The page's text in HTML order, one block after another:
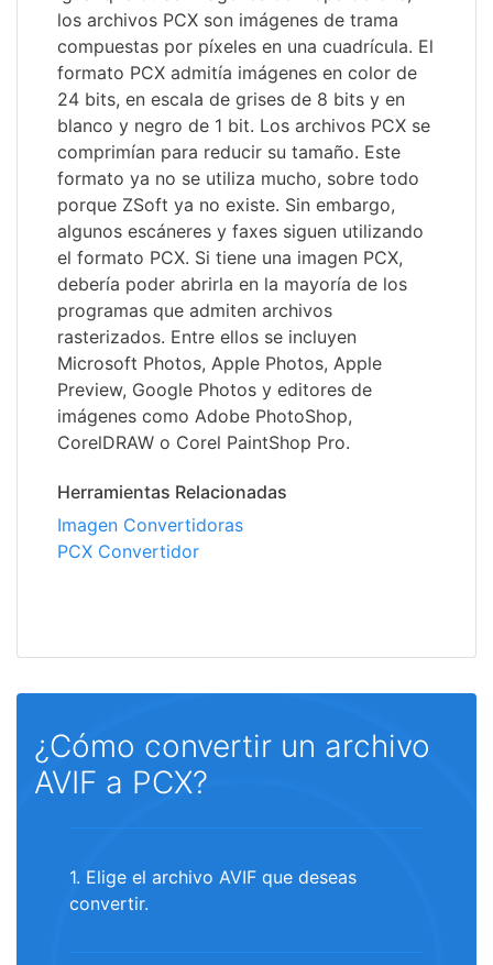
los archivos PCX son imágenes de trama
compuestas por píxeles en una cuadrícula. El
formato PCX admitía imágenes en color de
24 bits, en escala de grises de 8 bits y en
blanco y negro de 1 bit. Los archivos PCX se
comprimían para reducir su tamaño. Este
formato ya no se utiliza mucho, sobre todo
porque ZSoft ya no existe. Sin embargo,
algunos escáneres y faxes siguen utilizando
el formato PCX. Si tiene una imagen PCX,
debería poder abrirla en la mayoría de los
programas que admiten archivos
rasterizados. Entre ellos se incluyen
Microsoft Photos, Apple Photos, Apple
Preview, Google Photos y editores de
imágenes como Adobe PhotoShop,
CorelDRAW o Corel PaintShop Pro.
Herramientas Relacionadas
Imagen Convertidoras
PCX Convertidor
¿Cómo convertir un archivo
AVIF a PCX?
1. Elige el archivo AVIF que deseas
convertir.